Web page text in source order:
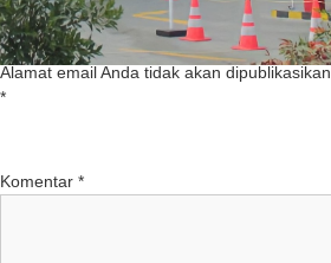
Tinggalkan Balasan
Alamat email Anda tidak akan dipublikasikan.
*
Komentar *